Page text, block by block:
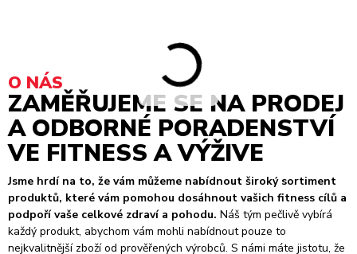
O NÁS
ZAMĚŘUJEME SE NA PRODEJ
A ODBORNÉ PORADENSTVÍ
VE FITNESS A VÝŽIVE
Jsme hrdí na to, že vám můžeme nabídnout široký sortiment
produktů, které vám pomohou dosáhnout vašich fitness cílů a
podpoří vaše celkové zdraví a pohodu. Náš tým pečlivě vybírá
každý produkt, abychom vám mohli nabídnout pouze to
nejkvalitnější zboží od prověřených výrobců. S námi máte jistotu, že